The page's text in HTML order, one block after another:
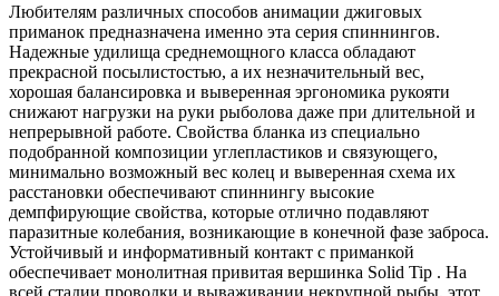
Любителям различных способов анимации джиговых
приманок предназначена именно эта серия спиннингов.
Надежные удилища среднемощного класса обладают
прекрасной посылистостью, а их незначительный вес,
хорошая балансировка и выверенная эргономика рукояти
снижают нагрузки на руки рыболова даже при длительной и
непрерывной работе. Свойства бланка из специально
подобранной композиции углепластиков и связующего,
минимально возможный вес колец и выверенная схема их
расстановки обеспечивают спиннингу высокие
демпфирующие свойства, которые отлично подавляют
паразитные колебания, возникающие в конечной фазе заброса.
Устойчивый и информативный контакт с приманкой
обеспечивает монолитная привитая вершинка Solid Tip . На
всей стадии проводки и вываживании некрупной рыбы, этот